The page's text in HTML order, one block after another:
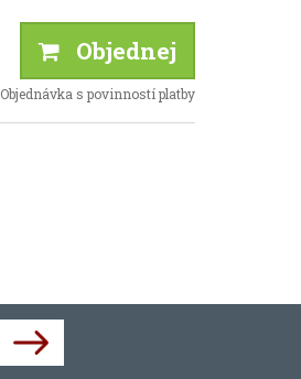
Objednej
Objednávka s povinností platby